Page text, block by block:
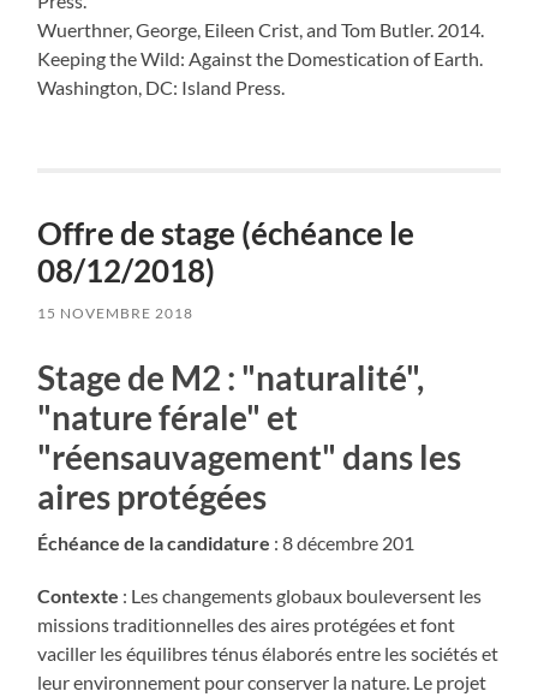
Wuerthner, George, Eileen Crist, and Tom Butler. 2014.
Keeping the Wild: Against the Domestication of Earth.
Washington, DC: Island Press.
Offre de stage (échéance le
08/12/2018)
15 NOVEMBRE 2018
Stage de M2 : "naturalité",
"nature férale" et
"réensauvagement" dans les
aires protégées
Échéance de la candidature : 8 décembre 201
Contexte : Les changements globaux bouleversent les
missions traditionnelles des aires protégées et font
vaciller les équilibres ténus élaborés entre les sociétés et
leur environnement pour conserver la nature. Le projet